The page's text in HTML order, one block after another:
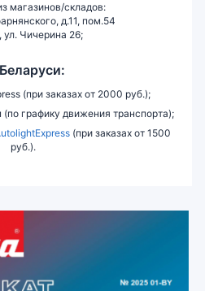
магазинов/складов:
д.11, пом.54
ул. Чичерина 26;
(при заказах от 2000 руб.);
графику движения транспорта);
(при заказах от 1500
руб.).